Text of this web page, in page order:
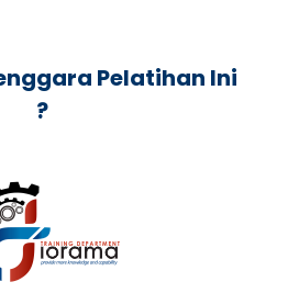
Pelatihan Ini
?